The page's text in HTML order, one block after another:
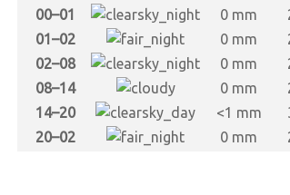
00–01
0 mm
01–02
0 mm
02–08
0 mm
08–14
0 mm
14–20
<1 mm
20–02
0 mm